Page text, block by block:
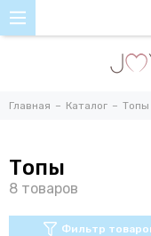
Главная Каталог Топы
Топы
Фильтр